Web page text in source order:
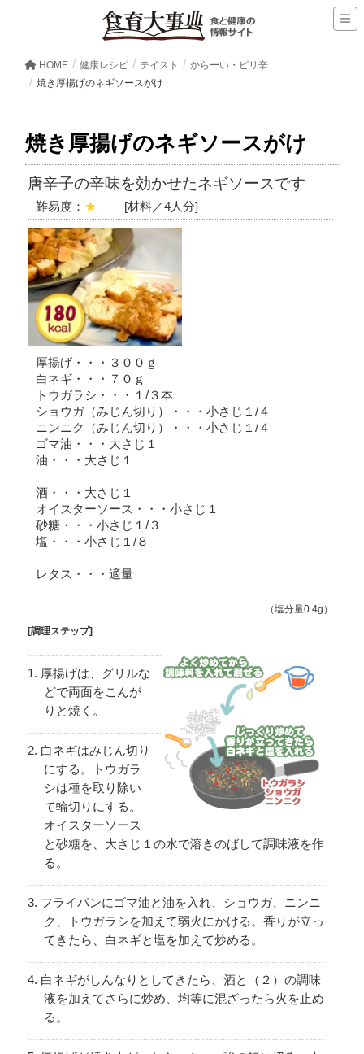
HOME 健康レシピ テイスト
からーい・ピリ辛
焼き厚揚げのネギソースがけ
焼き厚揚げのネギソースがけ
唐辛子の辛味を効かせたネギソースです
難易度： ★ [材料／4人分]
厚揚げ・・・３００ｇ
白ネギ・・・７０ｇ
トウガラシ・・・１/３本
ショウガ（みじん切り）・・・小さじ１/４
ニンニク（みじん切り）・・・小さじ１/４
ゴマ油・・・大さじ１
油・・・大さじ１
酒・・・大さじ１
オイスターソース・・・小さじ１
砂糖・・・小さじ１/３
塩・・・小さじ１/８
レタス・・・適量
（塩分量0.4g）
[調理ステップ]
厚揚げは、グリルな
どで両面をこんが
りと焼く。
白ネギはみじん切り
にする。トウガラ
シは種を取り除い
て輪切りにする。
オイスターソース
と砂糖を、大さじ１の水で溶きのばして調味液を作
る。
フライパンにゴマ油と油を入れ、ショウガ、ニンニ
ク、トウガラシを加えて弱火にかける。香りが立っ
てきたら、白ネギと塩を加えて炒める。
白ネギがしんなりとしてきたら、酒と（２）の調味
液を加えてさらに炒め、均等に混ざったら火を止め
る。